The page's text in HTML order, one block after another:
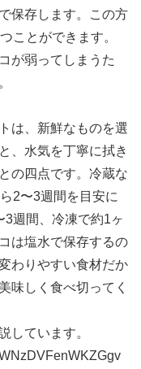
保存します。この方
ことができます。
が弱ってしまうた
は、新鮮なものを選
、水気を丁寧に拭き
の四点です。冷蔵な
2〜3週間を目安に
3週間、冷凍で約1ヶ
は塩水で保存するの
わりやすい食材だか
味しく食べ切ってく
しています。